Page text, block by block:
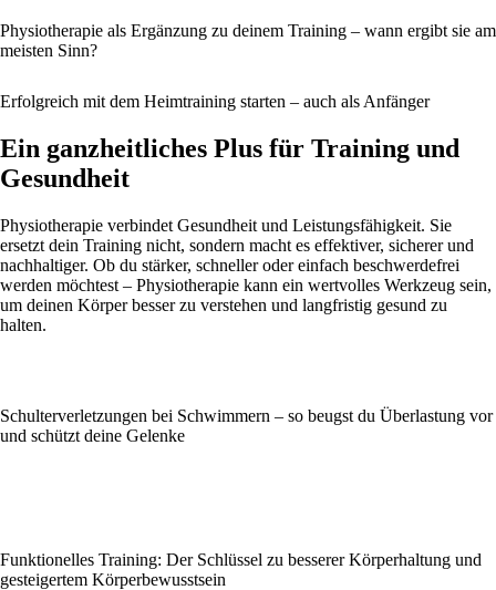
Physiotherapie als Ergänzung zu deinem Training – wann ergibt sie am
meisten Sinn?
Erfolgreich mit dem Heimtraining starten – auch als Anfänger
Ein ganzheitliches Plus für Training und
Gesundheit
Physiotherapie verbindet Gesundheit und Leistungsfähigkeit. Sie
ersetzt dein Training nicht, sondern macht es effektiver, sicherer und
nachhaltiger. Ob du stärker, schneller oder einfach beschwerdefrei
werden möchtest – Physiotherapie kann ein wertvolles Werkzeug sein,
um deinen Körper besser zu verstehen und langfristig gesund zu
halten.
Schulterverletzungen bei Schwimmern – so beugst du Überlastung vor
und schützt deine Gelenke
Funktionelles Training: Der Schlüssel zu besserer Körperhaltung und
gesteigertem Körperbewusstsein